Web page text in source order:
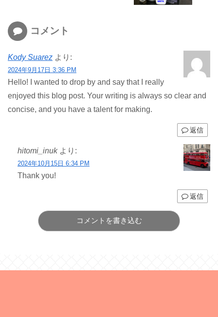
コメント
Kody Suarez より:
2024年9月17日 3:36 PM
Hello! I wanted to drop by and say that I really
enjoyed this blog post. Your writing is always so clear and
concise, and you have a talent for making.
返信
hitomi_inuk より:
2024年10月15日 6:34 PM
Thank you!
返信
コメントを書き込む